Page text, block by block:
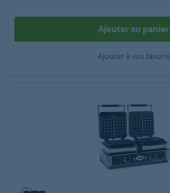
Ajouter au panier
Ajouter à vos favoris